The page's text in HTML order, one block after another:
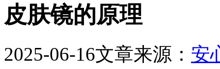
皮肤镜的原理
2025-06-16文章来源： 安